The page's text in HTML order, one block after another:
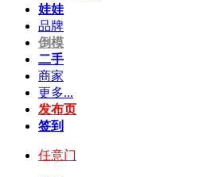
娃娃
品牌
倒模
二手
商家
更多...
发布页
签到
任意门